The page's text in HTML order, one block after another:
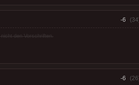
-6
den Vorschriften.
-6